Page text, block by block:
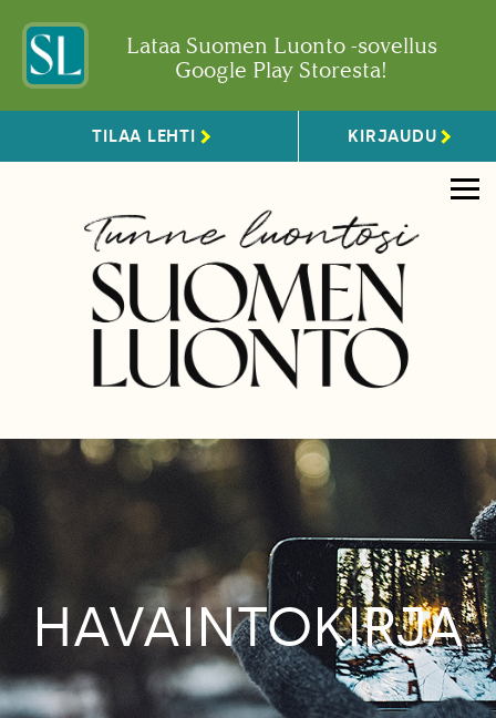
Lataa Suomen Luonto -sovellus
Google Play Storesta!
TILAA LEHTI KIRJAUDU
HAVAINTOKIRJA